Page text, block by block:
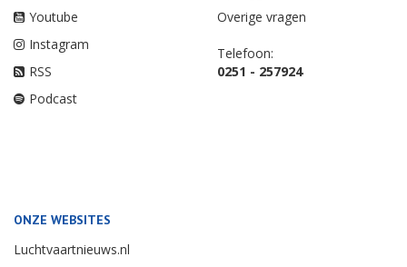
Youtube
Instagram
RSS
Podcast
Overige vragen
Telefoon:
0251 - 257924
ONZE WEBSITES
Luchtvaartnieuws.nl